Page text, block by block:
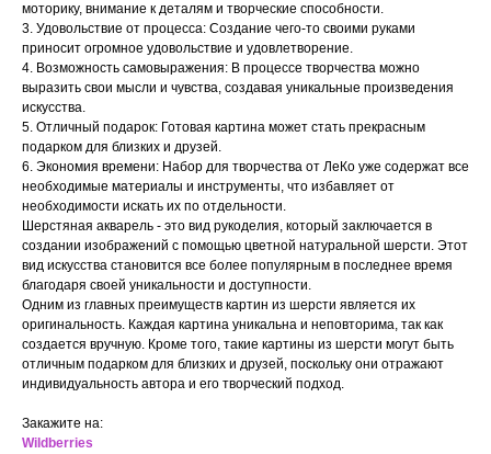
моторику, внимание к деталям и творческие способности.
3. Удовольствие от процесса: Создание чего-то своими руками
приносит огромное удовольствие и удовлетворение.
4. Возможность самовыражения: В процессе творчества можно
выразить свои мысли и чувства, создавая уникальные произведения
искусства.
5. Отличный подарок: Готовая картина может стать прекрасным
подарком для близких и друзей.
6. Экономия времени: Набор для творчества от ЛеКо уже содержат все
необходимые материалы и инструменты, что избавляет от
необходимости искать их по отдельности.
Шерстяная акварель - это вид рукоделия, который заключается в
создании изображений с помощью цветной натуральной шерсти. Этот
вид искусства становится все более популярным в последнее время
благодаря своей уникальности и доступности.
Одним из главных преимуществ картин из шерсти является их
оригинальность. Каждая картина уникальна и неповторима, так как
создается вручную. Кроме того, такие картины из шерсти могут быть
отличным подарком для близких и друзей, поскольку они отражают
индивидуальность автора и его творческий подход.
Закажите на:
Wildberries